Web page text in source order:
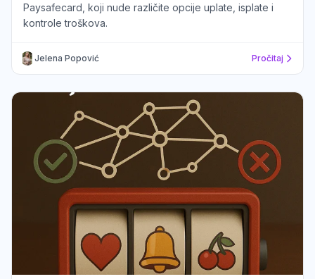
Paysafecard, koji nude različite opcije uplate, isplate i
kontrole troškova.
Jelena Popović Pročitaj